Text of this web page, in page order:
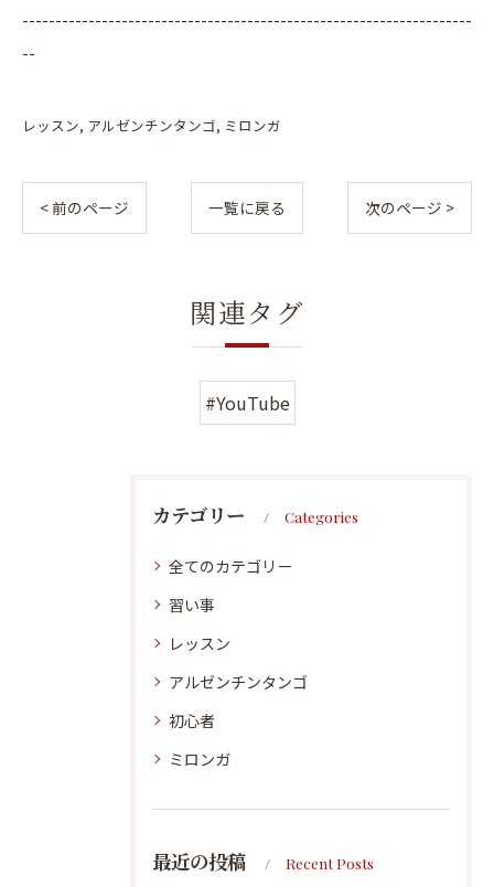
--------------------------------------------------------------------
--
レッスン アルゼンチンタンゴ ミロンガ
< 前のページ 一覧に戻る 次のページ >
関連タグ
#YouTube
カテゴリー Categories
全てのカテゴリー
習い事
レッスン
アルゼンチンタンゴ
初心者
ミロンガ
最近の投稿 Recent Posts